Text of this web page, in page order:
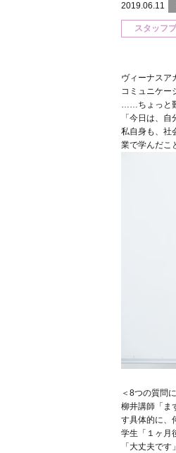
2019.06.11
スタッフ
ヴィーナスア
コミュニケー
……ちょっと
「今日は、
私自身も、社
業で学んだこ
＜8つの質問
柳井講師「ま
す具体的に、
学生「１ヶ月
「大丈夫です 」